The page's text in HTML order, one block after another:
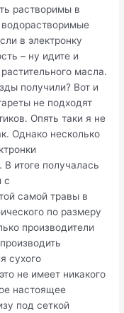
растворимы в
водорастворимые
в электронку
– ну идите и
масла.
получили? Вот и
не подходят
Опять таки я не
Однако несколько
итоге получалась
с
самой травы в
по размеру
производители
сухого
не имеет никакого
настоящее
под сеткой